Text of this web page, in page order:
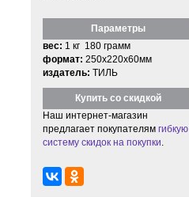
Параметры
вес: 1 кг 180 грамм
формат: 250x220x60мм
издатель: ТИЛЬ
Купить со скидкой
Наш интернет-магазин
предлагает покупателям гибкую
систему скидок на покупки